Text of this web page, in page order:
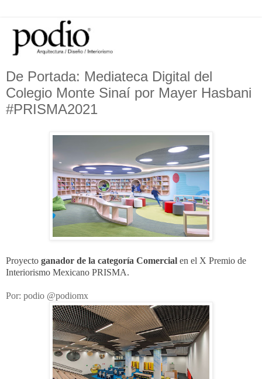
De Portada: Mediateca Digital del
Colegio Monte Sinaí por Mayer Hasbani
#PRISMA2021
Proyecto ganador de la categoría Comercial en el X Premio de
Interiorismo Mexicano PRISMA.
Por: podio @podiomx